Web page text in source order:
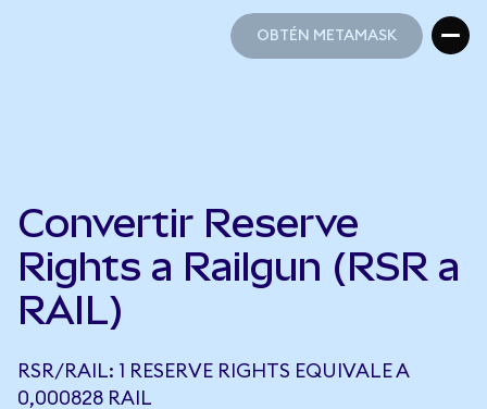
OBTÉN METAMASK
Convertir Reserve
Rights a Railgun (RSR a
RAIL)
RSR/RAIL: 1 RESERVE RIGHTS EQUIVALE A
0,000828 RAIL